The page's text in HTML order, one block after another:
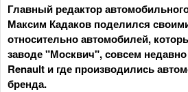
Главный редактор
Максим Кадаков поделился
относительно автомобилей,
заводе "Москвич", совсем
Renault и где производились
бренда.